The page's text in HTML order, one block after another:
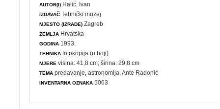
AUTOR(I) Halić, Ivan
IZDAVAČ Tehnički muzej
MJESTO (IZRADE) Zagreb
ZEMLJA Hrvatska
GODINA 1993.
TEHNIKA fotokopija (u boji)
MJERE visina: 41,8 cm; širina: 29,8 cm
TEMA predavanje ,astronomija , Ante Radonić
INVENTARNA OZNAKA 5063